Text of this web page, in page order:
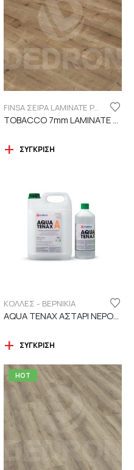
FINSA ΣΕΙΡΑ LAMINATE PUREFLOOR 7MM
ΣΎΓΚΡΙΣΗ
ΚΟΛΛΕΣ - ΒΕΡΝΙΚΙΑ
AQUA TENAX ΑΣΤΑΡΙ ΝΕΡΟΥ 2 ΣΥΣΤΑΤΙΚΩΝ
ΣΎΓΚΡΙΣΗ
HOT